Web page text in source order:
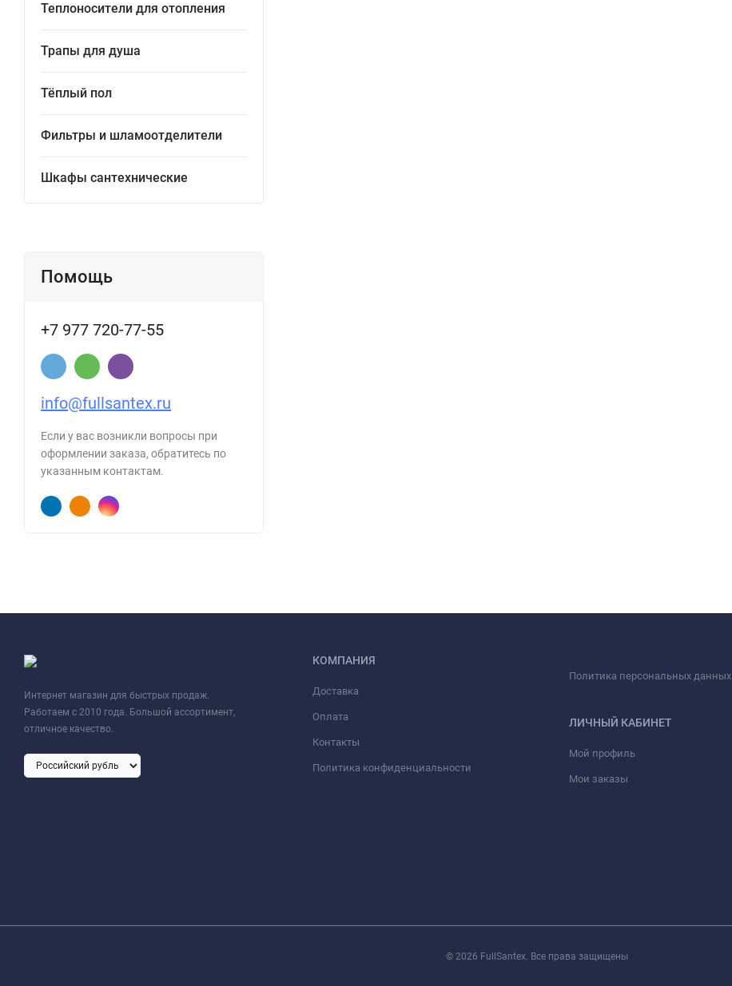
Теплоносители для отопления
Трапы для душа
Тёплый пол
Фильтры и шламоотделители
Шкафы сантехнические
Помощь
+7 977 720-77-55
info@fullsantex.ru
Если у вас возникли вопросы при
оформлении заказа, обратитесь по
указанным контактам.
Интернет магазин для быстрых продаж.
Работаем с 2010 года. Большой ассортимент,
отличное качество.
КОМПАНИЯ
Доставка
Оплата
Контакты
Политика конфиденциальности
Политика персональных данных
ЛИЧНЫЙ КАБИНЕТ
Мой профиль
Мои заказы
© 2026 FullSantex. Все права защищены